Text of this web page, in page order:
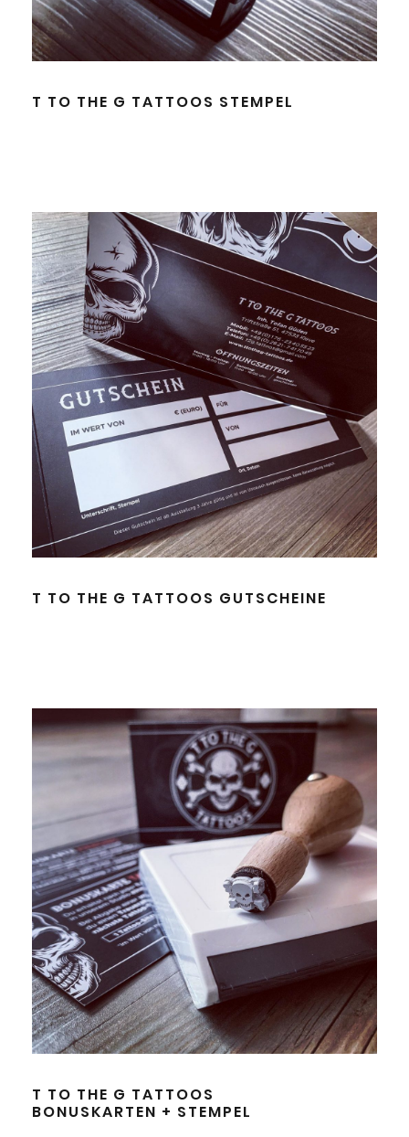
T TO THE G TATTOOS STEMPEL
T TO THE G TATTOOS GUTSCHEINE
T TO THE G TATTOOS
BONUSKARTEN + STEMPEL